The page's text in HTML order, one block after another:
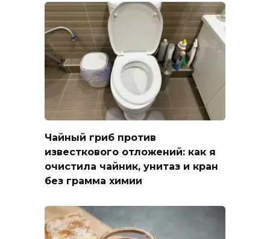
Чайный гриб против
известкового отложений: как я
очистила чайник, унитаз и кран
без грамма химии